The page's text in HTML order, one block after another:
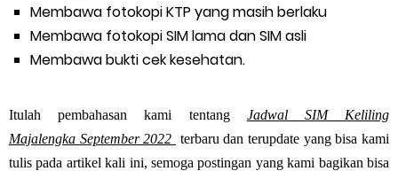
Membawa fotokopi KTP yang masih berlaku
Membawa fotokopi SIM lama dan SIM asli
Membawa bukti cek kesehatan.
Itulah pembahasan kami tentang Jadwal SIM Keliling
Majalengka September 2022 terbaru dan terupdate yang bisa kami
tulis pada artikel kali ini, semoga postingan yang kami bagikan bisa